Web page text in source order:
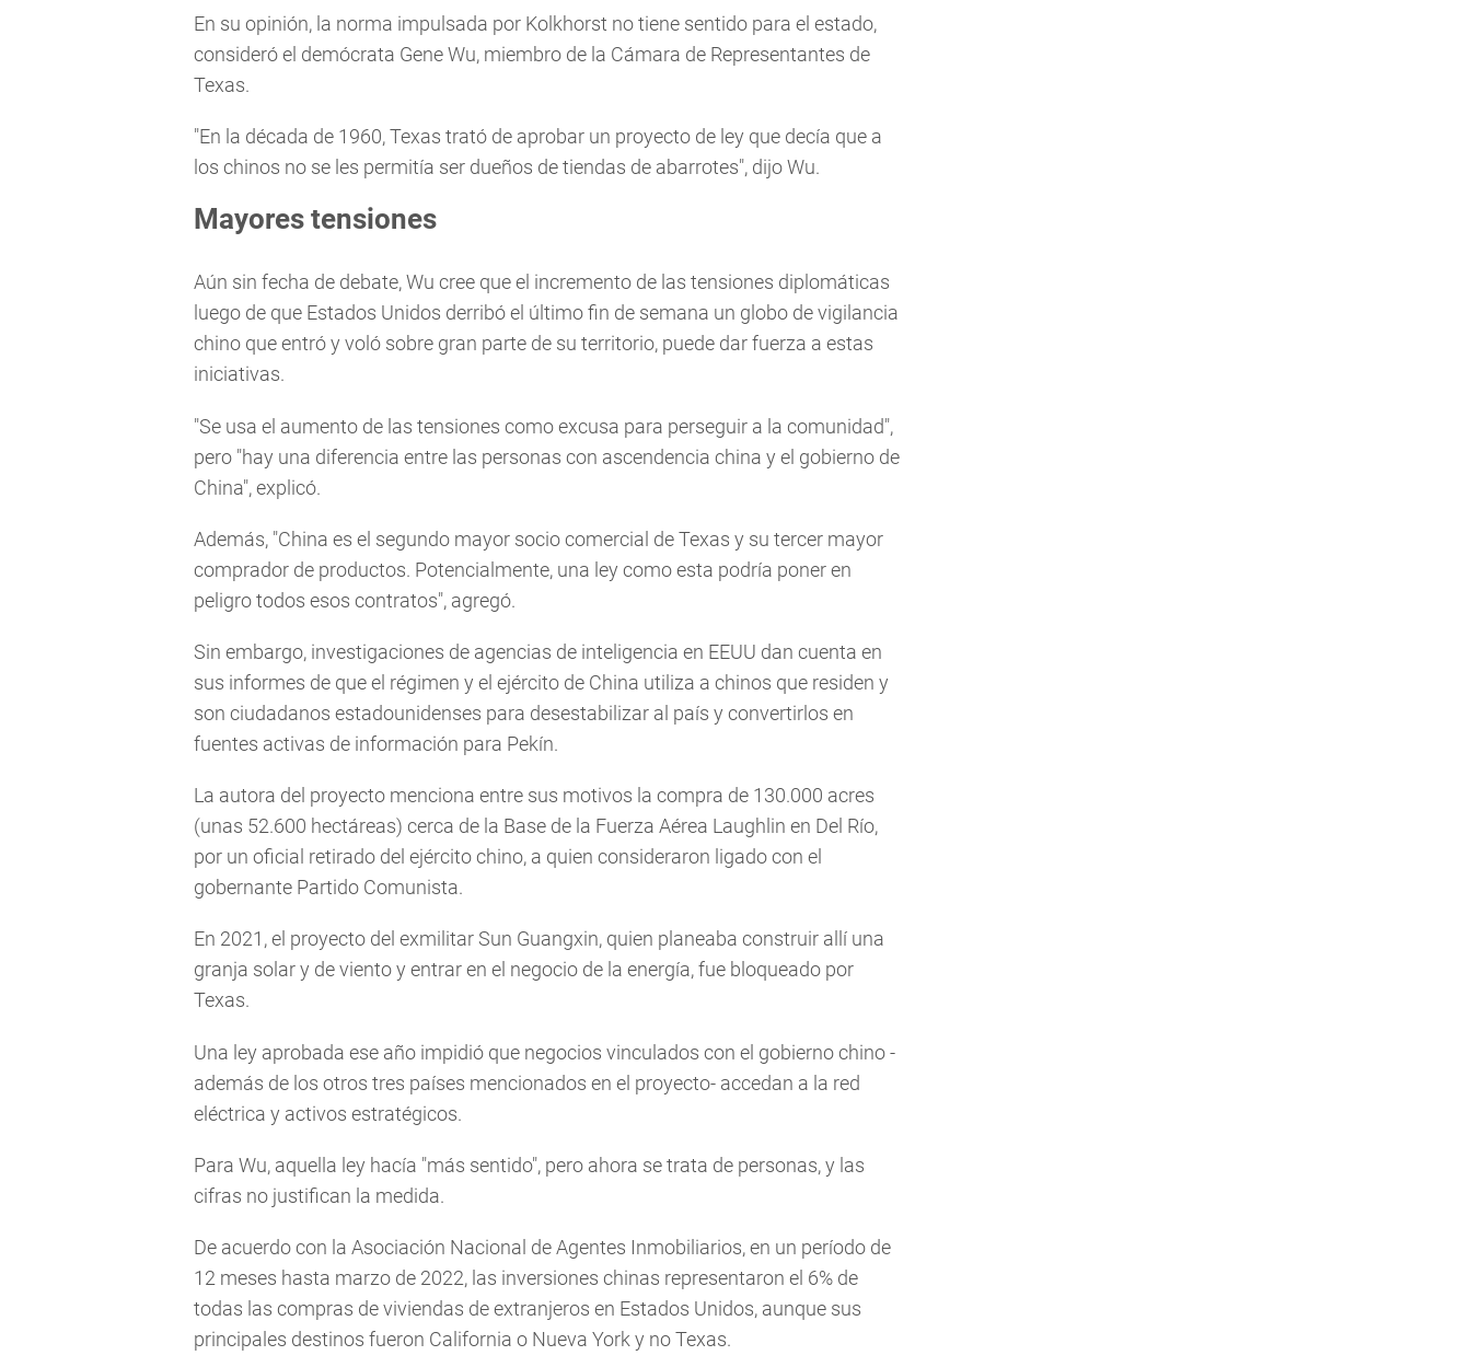
En su opinión, la norma impulsada por Kolkhorst no tiene sentido para el estado,
consideró el demócrata Gene Wu, miembro de la Cámara de Representantes de
Texas.
"En la década de 1960, Texas trató de aprobar un proyecto de ley que decía que a
los chinos no se les permitía ser dueños de tiendas de abarrotes", dijo Wu.
Mayores tensiones
Aún sin fecha de debate, Wu cree que el incremento de las tensiones diplomáticas
luego de que Estados Unidos derribó el último fin de semana un globo de vigilancia
chino que entró y voló sobre gran parte de su territorio, puede dar fuerza a estas
iniciativas.
"Se usa el aumento de las tensiones como excusa para perseguir a la comunidad",
pero "hay una diferencia entre las personas con ascendencia china y el gobierno de
China", explicó.
Además, "China es el segundo mayor socio comercial de Texas y su tercer mayor
comprador de productos. Potencialmente, una ley como esta podría poner en
peligro todos esos contratos", agregó.
Sin embargo, investigaciones de agencias de inteligencia en EEUU dan cuenta en
sus informes de que el régimen y el ejército de China utiliza a chinos que residen y
son ciudadanos estadounidenses para desestabilizar al país y convertirlos en
fuentes activas de información para Pekín.
La autora del proyecto menciona entre sus motivos la compra de 130.000 acres
(unas 52.600 hectáreas) cerca de la Base de la Fuerza Aérea Laughlin en Del Río,
por un oficial retirado del ejército chino, a quien consideraron ligado con el
gobernante Partido Comunista.
En 2021, el proyecto del exmilitar Sun Guangxin, quien planeaba construir allí una
granja solar y de viento y entrar en el negocio de la energía, fue bloqueado por
Texas.
Una ley aprobada ese año impidió que negocios vinculados con el gobierno chino -
además de los otros tres países mencionados en el proyecto- accedan a la red
eléctrica y activos estratégicos.
Para Wu, aquella ley hacía "más sentido", pero ahora se trata de personas, y las
cifras no justifican la medida.
De acuerdo con la Asociación Nacional de Agentes Inmobiliarios, en un período de
12 meses hasta marzo de 2022, las inversiones chinas representaron el 6% de
todas las compras de viviendas de extranjeros en Estados Unidos, aunque sus
principales destinos fueron California o Nueva York y no Texas.